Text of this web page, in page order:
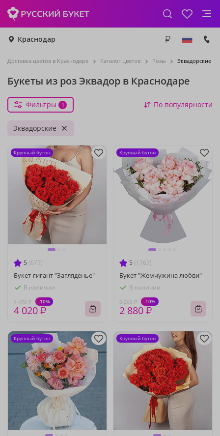
Краснодар
Доставка цветов в Краснодаре Каталог цветов Розы Эквадорские
Букеты из роз Эквадор в Краснодаре
Фильтры 1 По популярности
Эквадорские
5 (677)
Букет-гигант "Загляденье"
В наличии
4 470 ₽ -10%
4 020 ₽
Крупный бутон
5 (1767)
Букет "Жемчужина любви"
В наличии
3 200 ₽ -10%
2 880 ₽
Крупный бутон
Крупный бутон Крупный бутон